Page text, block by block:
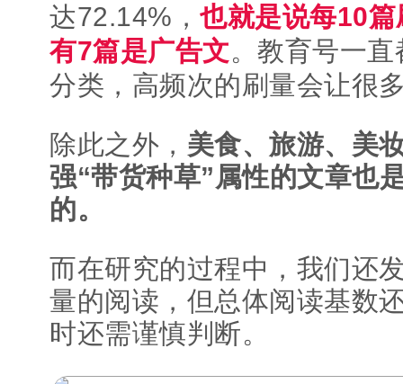
达72.14%， 也就是说每10
有7篇是广告文。教育号一
分类，高频次的刷量会让很
除此之外， 美食、旅游、美
强“带货种草”属性的文章也
的。
而在研究的过程中，我们还
量的阅读，但总体阅读基数
时还需谨慎判断。